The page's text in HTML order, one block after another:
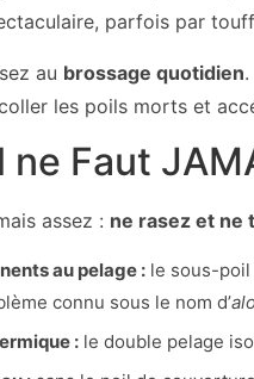
parfois par
au brossage quotidien
les poils morts et
ne Faut
assez : ne rasez et ne
au pelage : le sous-
connu sous le nom d’
: le double pelage